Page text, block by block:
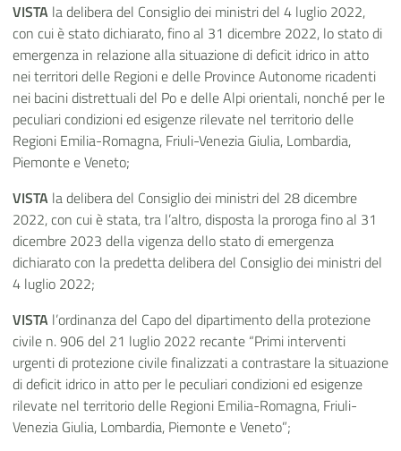
VISTA la delibera del Consiglio dei ministri del 4 luglio 2022,
con cui è stato dichiarato, fino al 31 dicembre 2022, lo stato di
emergenza in relazione alla situazione di deficit idrico in atto
nei territori delle Regioni e delle Province Autonome ricadenti
nei bacini distrettuali del Po e delle Alpi orientali, nonché per le
peculiari condizioni ed esigenze rilevate nel territorio delle
Regioni Emilia-Romagna, Friuli-Venezia Giulia, Lombardia,
Piemonte e Veneto;
VISTA la delibera del Consiglio dei ministri del 28 dicembre
2022, con cui è stata, tra l’altro, disposta la proroga fino al 31
dicembre 2023 della vigenza dello stato di emergenza
dichiarato con la predetta delibera del Consiglio dei ministri del
4 luglio 2022;
VISTA l’ordinanza del Capo del dipartimento della protezione
civile n. 906 del 21 luglio 2022 recante “Primi interventi
urgenti di protezione civile finalizzati a contrastare la situazione
di deficit idrico in atto per le peculiari condizioni ed esigenze
rilevate nel territorio delle Regioni Emilia-Romagna, Friuli-
Venezia Giulia, Lombardia, Piemonte e Veneto”;